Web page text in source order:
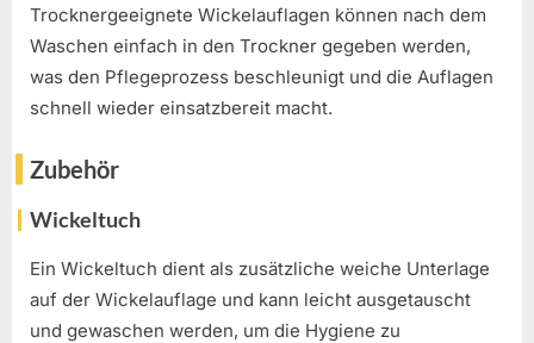
Trocknergeeignete Wickelauflagen können nach dem
Waschen einfach in den Trockner gegeben werden,
was den Pflegeprozess beschleunigt und die Auflagen
schnell wieder einsatzbereit macht.
Zubehör
Wickeltuch
Ein Wickeltuch dient als zusätzliche weiche Unterlage
auf der Wickelauflage und kann leicht ausgetauscht
und gewaschen werden, um die Hygiene zu